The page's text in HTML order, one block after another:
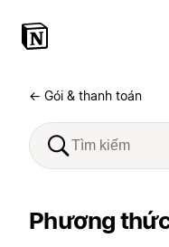
← Gói & thanh toán
Phương